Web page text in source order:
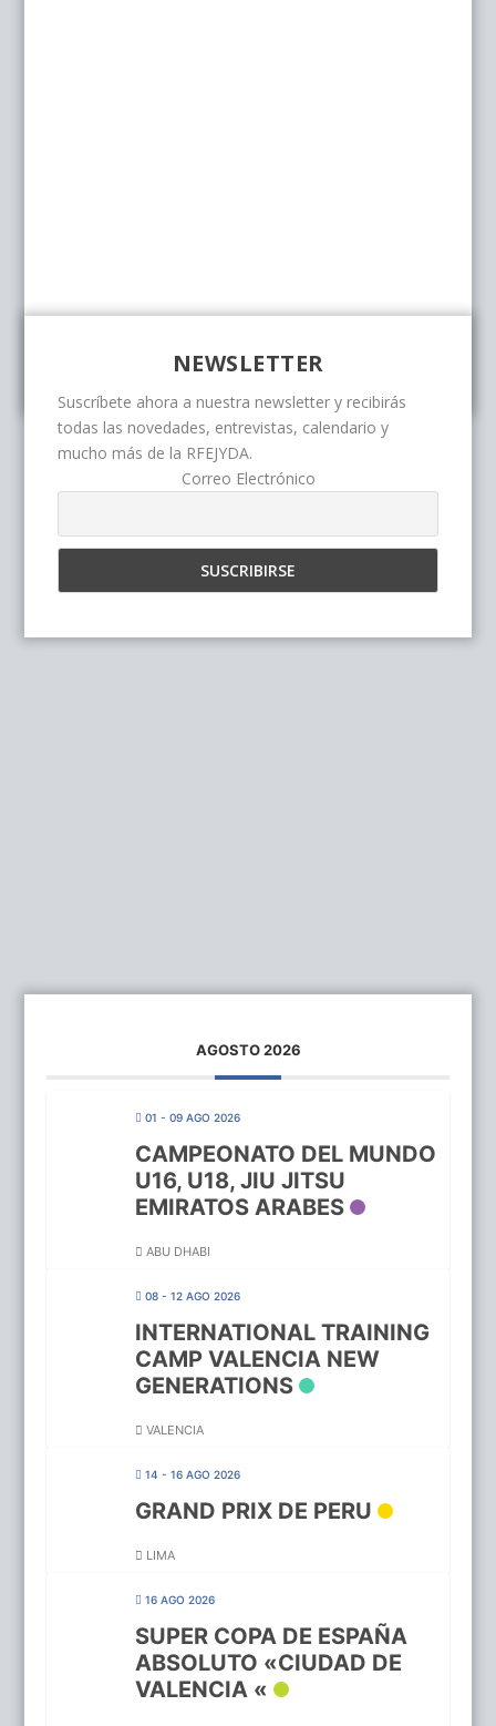
NEWSLETTER
Suscríbete ahora a nuestra newsletter y recibirás
todas las novedades, entrevistas, calendario y
mucho más de la RFEJYDA.
Correo Electrónico
AGOSTO 2026
01 - 09 AGO 2026
CAMPEONATO DEL MUNDO
U16, U18, JIU JITSU
EMIRATOS ARABES
ABU DHABI
08 - 12 AGO 2026
INTERNATIONAL TRAINING
CAMP VALENCIA NEW
GENERATIONS
VALENCIA
14 - 16 AGO 2026
GRAND PRIX DE PERU
LIMA
16 AGO 2026
SUPER COPA DE ESPAÑA
ABSOLUTO «CIUDAD DE
VALENCIA «